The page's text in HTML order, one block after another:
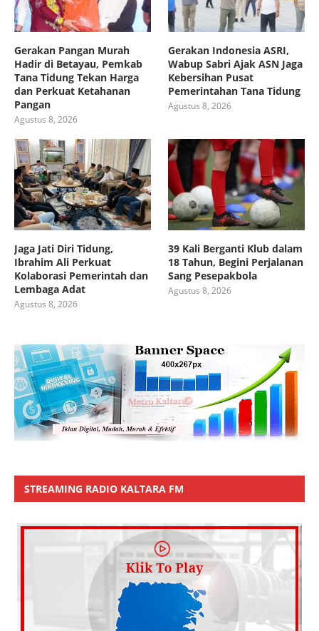
Gerakan Pangan Murah
Hadir di Betayau, Pemkab
Tana Tidung Tekan Harga
dan Perkuat Ketahanan
Pangan
Agustus 8, 2026
Gerakan Indonesia ASRI,
Wabup Sabri Ajak ASN Jaga
Kebersihan Pusat
Pemerintahan Tana Tidung
Agustus 8, 2026
Jaga Jati Diri Tidung,
Ibrahim Ali Perkuat
Kolaborasi Pemerintah dan
Lembaga Adat
Agustus 8, 2026
39 Kali Berganti Klub dalam
18 Tahun, Begini Perjalanan
Sang Pesepakbola
Agustus 8, 2026
STREAMING RADIO KALTARA FM